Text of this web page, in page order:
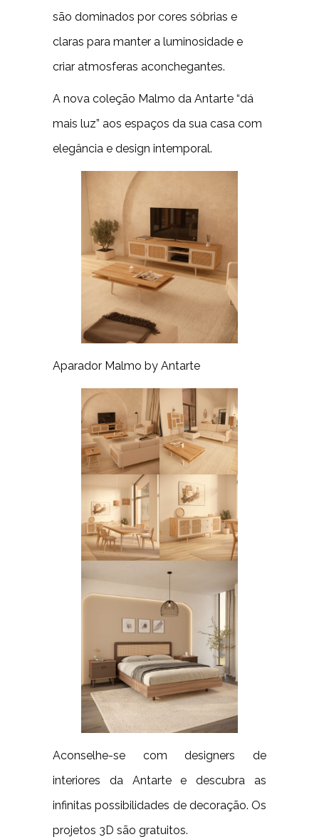
são dominados por cores sóbrias e
claras para manter a luminosidade e
criar atmosferas aconchegantes.
A nova coleção Malmo da Antarte “dá
mais luz” aos espaços da sua casa com
elegância e design intemporal.
Aparador Malmo by Antarte
Aconselhe-se com designers de
interiores da Antarte e descubra as
infinitas possibilidades de decoração. Os
projetos 3D são gratuitos.